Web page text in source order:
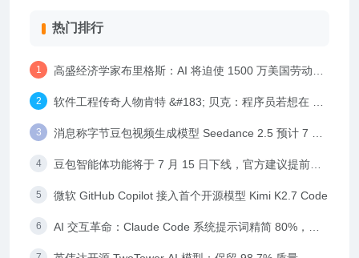
热门排行
高盛经济学家布里格斯：AI 将迫使 1500 万美国劳动者
离开岗位，但不意味着“失业”
软件工程传奇人物肯特 &#183; 贝克：程序员若想在 AI
时代生存，还得学习人际交往能力
消息称字节豆包视频生成模型 Seedance 2.5 预计 7 月
6 日上线体验中心，一周后开放 API
豆包智能体功能将于 7 月 15 日下线，官方建议提前完
成备份
微软 GitHub Copilot 接入首个开源模型 Kimi K2.7 Code
AI 交互革命：Claude Code 系统提示词精简 80%，示